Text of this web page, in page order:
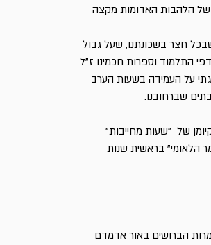
של הלהבות האדומות מקצה
חצר בשכונתנו, שעל גבול
התלמוד וספרות חכמינו ז"ל
על העמידה בשעות הערב
שברחובנו.
של "שעות מחייבות"
הלאומי" בראשית שנות
הברושים באור אדמדם